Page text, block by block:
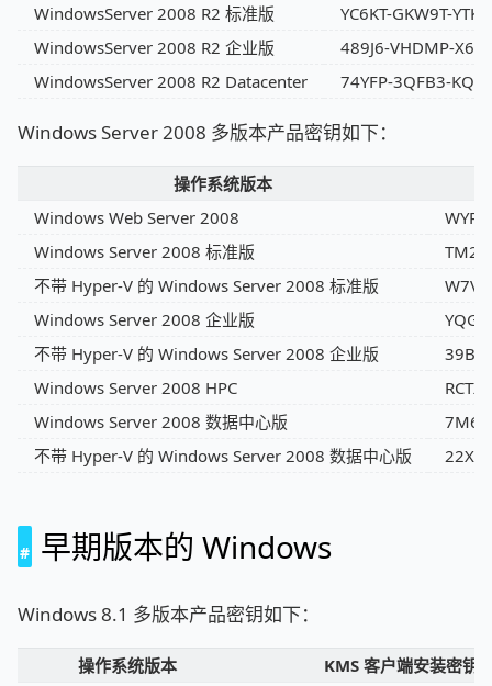
WindowsServer 2008 R2 标准版
YC6KT-GKW9T-
WindowsServer 2008 R2 企业版
489J6-VHDMP-
WindowsServer 2008 R2 Datacenter
74YFP-3QFB3-
Windows Server 2008 多版本产品密钥如下：
操作系统版本
Windows Web Server 2008
Windows Server 2008 标准版
不带 Hyper-V 的 Windows Server 2008 标准版
Windows Server 2008 企业版
不带 Hyper-V 的 Windows Server 2008 企业版
Windows Server 2008 HPC
Windows Server 2008 数据中心版
不带 Hyper-V 的 Windows Server 2008 数据中心版
早期版本的 Windows
Windows 8.1 多版本产品密钥如下：
操作系统版本
KMS 客户端安装密钥